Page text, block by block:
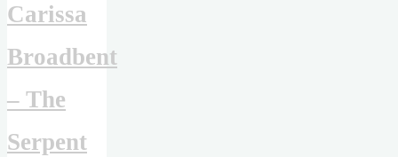
einem
Oder?"
Carissa
Broadbent
– The
Serpent